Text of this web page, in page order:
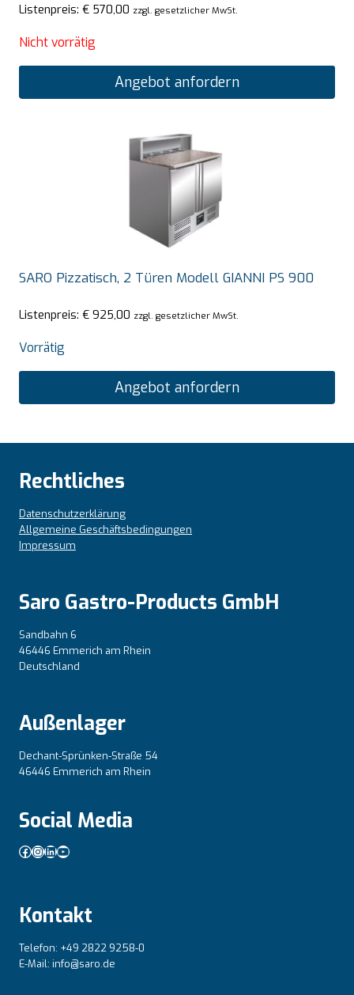
Listenpreis: € 570,00 zzgl. gesetzlicher MwSt.
Nicht vorrätig
Angebot anfordern
SARO Pizzatisch, 2 Türen Modell GIANNI PS 900
Listenpreis: € 925,00 zzgl. gesetzlicher MwSt.
Vorrätig
Angebot anfordern
Rechtliches
Datenschutzerklärung
Allgemeine Geschäftsbedingungen
Impressum
Saro Gastro-Products GmbH
Sandbahn 6
46446 Emmerich am Rhein
Deutschland
Außenlager
Dechant-Sprünken-Straße 54
46446 Emmerich am Rhein
Social Media
Facebook
Instagram
LinkedIn
YouTube
Kontakt
Telefon: +49 2822 9258-0
E-Mail: info@saro.de